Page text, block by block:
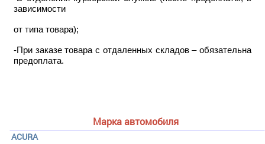
Марка автомобиля
ACURA
зависимости
от типа товара);
-При заказе товара с отдаленных складов – обязательна
предоплата.